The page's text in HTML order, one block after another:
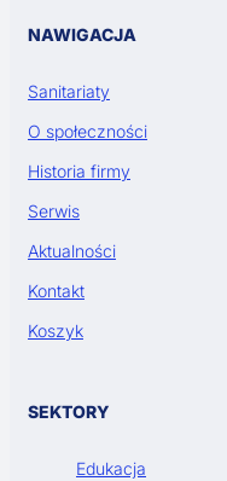
NAWIGACJA
Sanitariaty
O społeczności
Historia firmy
Serwis
Aktualności
Kontakt
Koszyk
SEKTORY
Edukacja